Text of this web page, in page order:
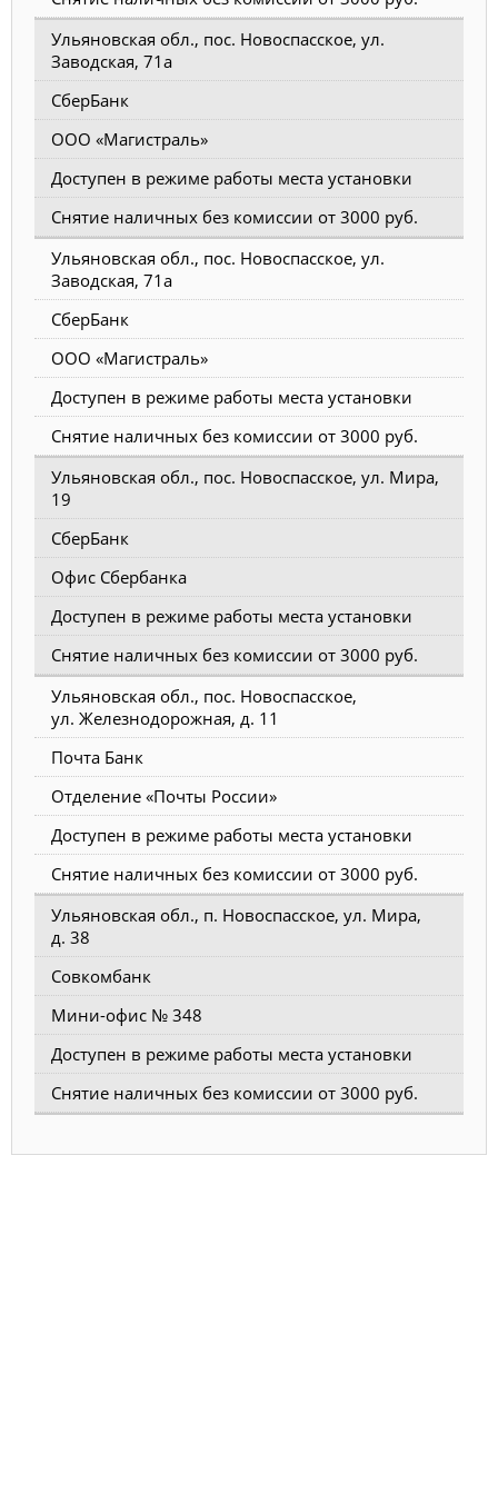
Ульяновская обл., пос. Новоспасское, ул.
Заводская, 71а
СберБанк
ООО «Магистраль»
Доступен в режиме работы места установки
Снятие наличных без комиссии от 3000 руб.
Ульяновская обл., пос. Новоспасское, ул.
Заводская, 71а
СберБанк
ООО «Магистраль»
Доступен в режиме работы места установки
Снятие наличных без комиссии от 3000 руб.
Ульяновская обл., пос. Новоспасское, ул. Мира,
19
СберБанк
Офис Сбербанка
Доступен в режиме работы места установки
Снятие наличных без комиссии от 3000 руб.
Ульяновская обл., пос. Новоспасское,
ул. Железнодорожная, д. 11
Почта Банк
Отделение «Почты России»
Доступен в режиме работы места установки
Снятие наличных без комиссии от 3000 руб.
Ульяновская обл., п. Новоспасское, ул. Мира,
д. 38
Совкомбанк
Мини-офис № 348
Доступен в режиме работы места установки
Снятие наличных без комиссии от 3000 руб.